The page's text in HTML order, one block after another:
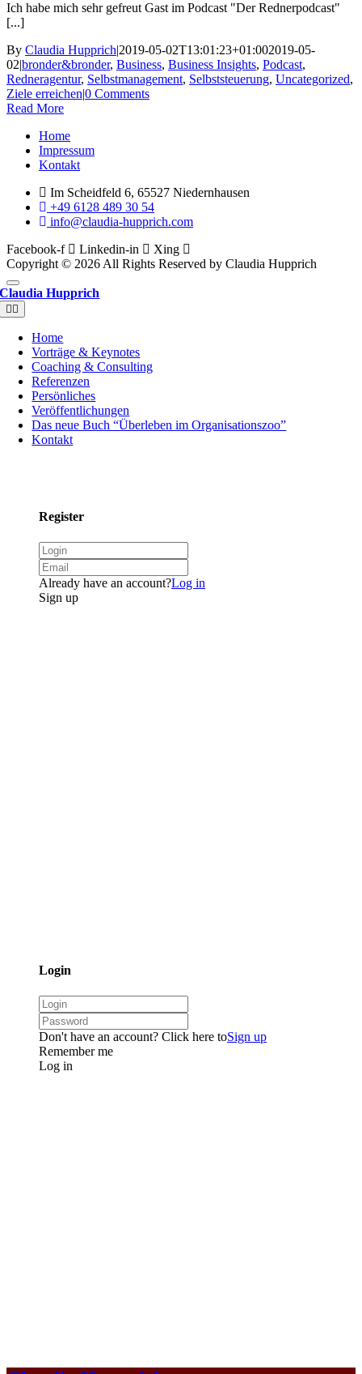
Ich habe mich sehr gefreut Gast im Podcast "Der Rednerpodcast"
[...]
By Claudia Hupprich|2019-05-02T13:01:23+01:002019-05-
02|bronder&bronder, Business, Business Insights, Podcast,
Redneragentur, Selbstmanagement, Selbststeuerung, Uncategorized,
Ziele erreichen|0 Comments
Read More
Menu
Home
Impressum
Kontakt
Im Scheidfeld 6, 65527 Niedernhausen
+49 6128 489 30 54
info@claudia-hupprich.com
Facebook-f
Linkedin-in
Xing
Copyright © 2026 All Rights Reserved by Claudia Hupprich
Claudia Hupprich
Toggle
Navigation
Home
Vorträge & Keynotes
Coaching & Consulting
Referenzen
Persönliches
Veröffentlichungen
Das neue Buch “Überleben im Organisationszoo”
Kontakt
Register
Already have an account?Log in
Sign up
Login
Don't have an account? Click here toSign up
Remember me
Log in